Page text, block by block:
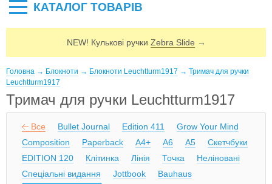
КАТАЛОГ ТОВАРIВ
NEW! Кулькові ручки Zebra Slide →
Головна → Блокноти → Блокноти Leuchtturm1917 → Тримач для ручки
Leuchtturm1917
Тримач для ручки Leuchtturm1917
Все Bullet Journal Edition 411
Grow Your Mind
Composition
Paperback A4+ A6 A5
Скетчбуки
EDITION 120
Клітинка Лінія Точка
Неліновані
Спеціальні видання
Jottbook
Bauhaus